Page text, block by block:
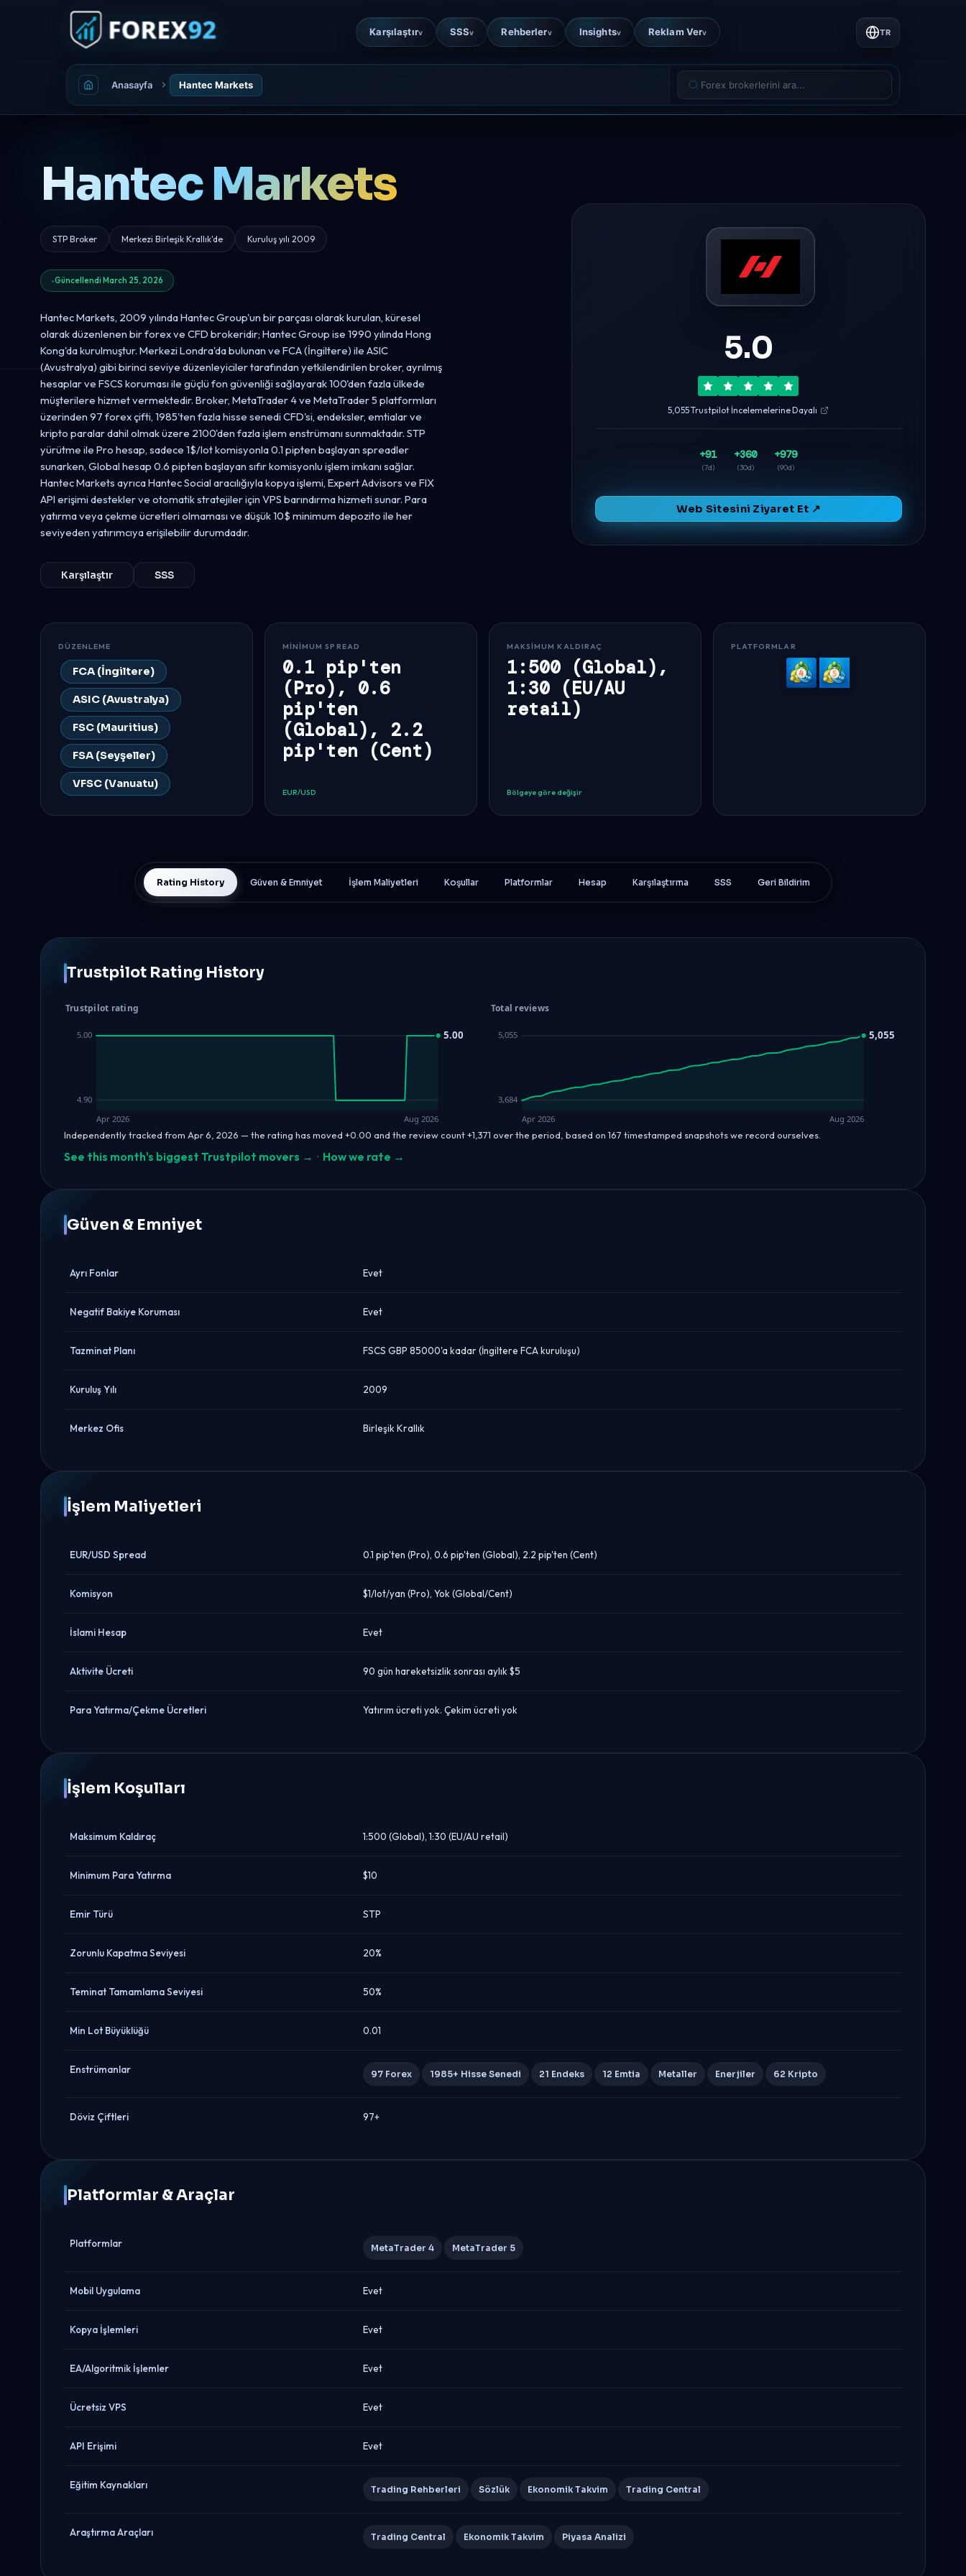
Karşılaştırv SSSv Rehberlerv Insightsv Reklam Verv TR
Anasayfa Hantec Markets
Hantec Markets
STP Broker Merkezi Birleşik Krallık'de Kuruluş yılı 2009
Güncellendi March 25, 2026
Hantec Markets, 2009 yılında Hantec Group'un bir parçası olarak kurulan, küresel
olarak düzenlenen bir forex ve CFD brokeridir; Hantec Group ise 1990 yılında Hong
Kong'da kurulmuştur. Merkezi Londra'da bulunan ve FCA (İngiltere) ile ASIC
(Avustralya) gibi birinci seviye düzenleyiciler tarafından yetkilendirilen broker, ayrılmış
hesaplar ve FSCS koruması ile güçlü fon güvenliği sağlayarak 100'den fazla ülkede
müşterilere hizmet vermektedir. Broker, MetaTrader 4 ve MetaTrader 5 platformları
üzerinden 97 forex çifti, 1985'ten fazla hisse senedi CFD'si, endeksler, emtialar ve
kripto paralar dahil olmak üzere 2100'den fazla işlem enstrümanı sunmaktadır. STP
yürütme ile Pro hesap, sadece 1$/lot komisyonla 0.1 pipten başlayan spreadler
sunarken, Global hesap 0.6 pipten başlayan sıfır komisyonlu işlem imkanı sağlar.
Hantec Markets ayrıca Hantec Social aracılığıyla kopya işlemi, Expert Advisors ve FIX
API erişimi destekler ve otomatik stratejiler için VPS barındırma hizmeti sunar. Para
yatırma veya çekme ücretleri olmaması ve düşük 10$ minimum depozito ile her
seviyeden yatırımcıya erişilebilir durumdadır.
Karşılaştır SSS
5.0
5,055 Trustpilot İncelemelerine Dayalı
+91
(7d)
+360
(30d)
+979
(90d)
Web Sitesini Ziyaret Et ↗
DÜZENLEME
FCA (İngiltere)
ASIC (Avustralya)
FSC (Mauritius)
FSA (Seyşeller)
VFSC (Vanuatu)
MINIMUM SPREAD
0.1 pip'ten
(Pro), 0.6
pip'ten
(Global), 2.2
pip'ten (Cent)
EUR/USD
MAKSIMUM KALDIRAÇ
1:500 (Global),
1:30 (EU/AU
retail)
Bölgeye göre değişir
PLATFORMLAR
MetaTrader
4
Rating History Güven & Emniyet İşlem Maliyetleri Koşullar Platformlar Hesap Karşılaştırma SSS Geri Bildirim
Trustpilot Rating History
Trustpilot rating
5.00
4.90
5.00
Apr 2026 Aug 2026
Total reviews
5,055
3,684
5,055
Apr 2026 Aug 2026
Independently tracked from Apr 6, 2026 — the rating has moved +0.00 and the review count +1,371 over the period, based on 167 timestamped snapshots we record ourselves.
See this month's biggest Trustpilot movers → · How we rate →
Güven & Emniyet
Ayrı Fonlar Evet
Negatif Bakiye Koruması Evet
Tazminat Planı FSCS GBP 85000'a kadar (İngiltere FCA kuruluşu)
Kuruluş Yılı 2009
Merkez Ofis Birleşik Krallık
İşlem Maliyetleri
EUR/USD Spread 0.1 pip'ten (Pro), 0.6 pip'ten (Global), 2.2 pip'ten (Cent)
Komisyon $1/lot/yan (Pro), Yok (Global/Cent)
İslami Hesap Evet
Aktivite Ücreti 90 gün hareketsizlik sonrası aylık $5
Para Yatırma/Çekme Ücretleri Yatırım ücreti yok. Çekim ücreti yok
İşlem Koşulları
Maksimum Kaldıraç 1:500 (Global), 1:30 (EU/AU retail)
Minimum Para Yatırma $10
Emir Türü STP
Zorunlu Kapatma Seviyesi 20%
Teminat Tamamlama Seviyesi 50%
Min Lot Büyüklüğü 0.01
Enstrümanlar 97 Forex 1985+ Hisse Senedi 21 Endeks 12 Emtia Metaller Enerjiler 62 Kripto
Döviz Çiftleri 97+
Platformlar & Araçlar
Platformlar MetaTrader 4 MetaTrader 5
Mobil Uygulama Evet
Kopya İşlemleri Evet
EA/Algoritmik İşlemler Evet
Ücretsiz VPS Evet
API Erişimi Evet
Eğitim Kaynakları Trading Rehberleri Sözlük Ekonomik Takvim Trading Central
Araştırma Araçları Trading Central Ekonomik Takvim Piyasa Analizi